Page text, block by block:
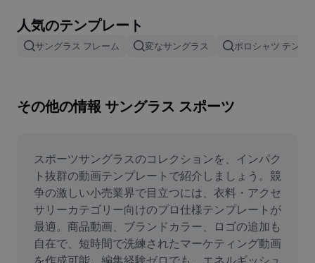
画像背景削除
画像補正ツール
オンライン写真エディター
ミームジェネレーター
AI Text Remover
AI People Remover
その他
人気のテンプレート
サングラス フレーム 変なサングラス ポロシャツ テンプ
その他の情報 サングラス スポーツ
スポーツサングラスのコレクションを、インパク
ト抜群の動画テンプレートで紹介しましょう。競
争の激しい小売業界で目立つには、衣料・アクセ
サリーカテゴリー向けのプロ仕様テンプレートが
最適。商品動画、ブランドカラー、ロゴの追加も
自在で、短時間で洗練されたマーケティング動画
を作成可能。編集経験ゼロでも、エネルギッシュ